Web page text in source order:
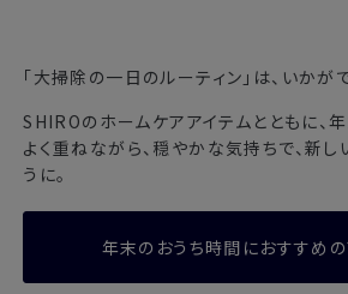
「大掃除の一日のルーティン」は、いかが
SHIROのホームケアアイテムとともに、
よく重ねながら、穏やかな気持ちで、新
うに。
年末のおうち時間におすすめの